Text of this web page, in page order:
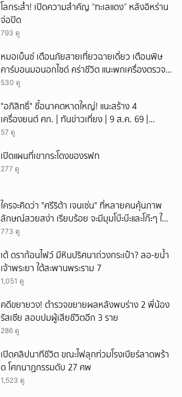
โลกระส่ำ! เปิดความสำคัญ “ทะเลแดง” หลังอิหร่าน
จ่อปิด
793 ดู
หมอเบ็นซ์ เตือนภัยสายเที่ยวฉายเดี่ยว เตือนพิษ
คาร์บอนมอนอกไซด์ คร่าชีวิต แนะพกเครื่องตรวจ
วัดติดตัว
530 ดู
"อภิสิทธิ์" ชี้อนาคตหาดใหญ่! แนะสร้าง 4
เครื่องยนต์ ศก. | ทันข่าวเที่ยง | 9 ส.ค. 69 |
NationTV22
57 ดู
เปิดแผนที่เขากระโดงของรฟท
277 ดู
ใครจะคิดว่า "ศรีริต้า เจนเซ่น" ที่หลายคนคุ้นภาพ
ลักษณ์สวยสง่า เรียบร้อย จะมีมุมโบ๊ะบ๊ะและโก๊ะๆ ให้
ได้อมยิ้มเหมือนกัน งานนี้ทำเอาแฟนๆ ทั้งเอ็นดูทั้ง
773 ดู
เต้ ดราก้อนไฟว์ มีหินปริศนาถ่วงกระเป๋า? ลอ-ยน้ำ
เจ้าพระยา ใต้สะพานพระราม 7
1,051 ดู
คดีขยายวง! ตำรวจขยายผลหลังพบร่าง 2 พี่น้อง
รัสเซีย สอบปมผู้เสียชีวิตอีก 3 ราย
286 ดู
เปิดคลิปนาทีชีวิต ขณะไฟลุกท่วมโรงเบียร์ลาดพร้า
ด โศกนาฏกรรมดับ 27 ศพ
1,523 ดู